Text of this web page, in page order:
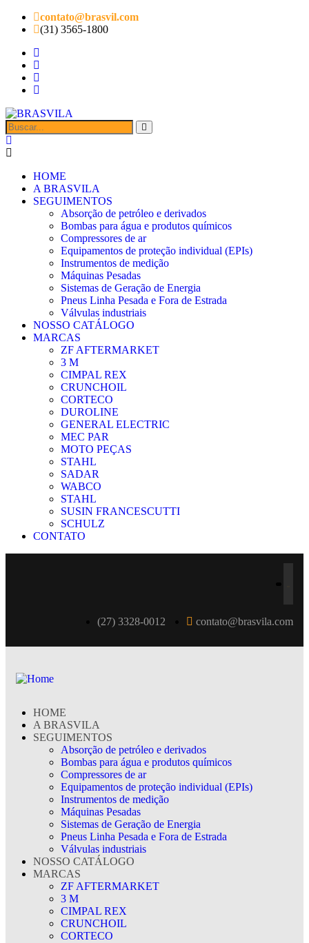
contato@brasvil.com
(31) 3565-1800
HOME
A BRASVILA
SEGUIMENTOS
Absorção de petróleo e derivados
Bombas para água e produtos químicos
Compressores de ar
Equipamentos de proteção individual (EPIs)
Instrumentos de medição
Máquinas Pesadas
Sistemas de Geração de Energia
Pneus Linha Pesada e Fora de Estrada
Válvulas industriais
NOSSO CATÁLOGO
MARCAS
ZF AFTERMARKET
3 M
CIMPAL REX
CRUNCHOIL
CORTECO
DUROLINE
GENERAL ELECTRIC
MEC PAR
MOTO PEÇAS
STAHL
SADAR
WABCO
STAHL
SUSIN FRANCESCUTTI
SCHULZ
CONTATO
(27) 3328-0012 contato@brasvila.com
HOME
A BRASVILA
SEGUIMENTOS
Absorção de petróleo e derivados
Bombas para água e produtos químicos
Compressores de ar
Equipamentos de proteção individual (EPIs)
Instrumentos de medição
Máquinas Pesadas
Sistemas de Geração de Energia
Pneus Linha Pesada e Fora de Estrada
Válvulas industriais
NOSSO CATÁLOGO
MARCAS
ZF AFTERMARKET
3 M
CIMPAL REX
CRUNCHOIL
CORTECO